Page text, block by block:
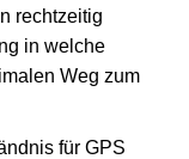
rechtzeitig
in welche
Weg zum
für GPS